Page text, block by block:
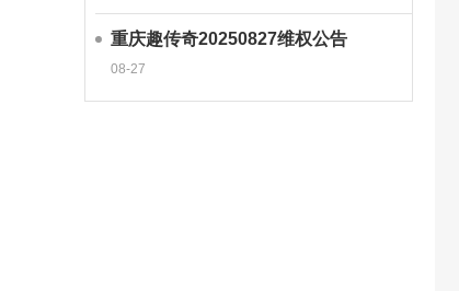
重庆趣传奇20250827维权公告
08-27